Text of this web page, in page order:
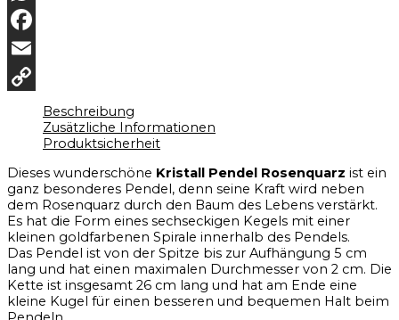
WhatsApp
Facebook
Email
Beschreibung
Zusätzliche Informationen
Produktsicherheit
Dieses wunderschöne Kristall Pendel Rosenquarz ist ein
ganz besonderes Pendel, denn seine Kraft wird neben
dem Rosenquarz durch den Baum des Lebens verstärkt.
Es hat die Form eines sechseckigen Kegels mit einer
kleinen goldfarbenen Spirale innerhalb des Pendels.
Das Pendel ist von der Spitze bis zur Aufhängung 5 cm
lang und hat einen maximalen Durchmesser von 2 cm. Die
Kette ist insgesamt 26 cm lang und hat am Ende eine
kleine Kugel für einen besseren und bequemen Halt beim